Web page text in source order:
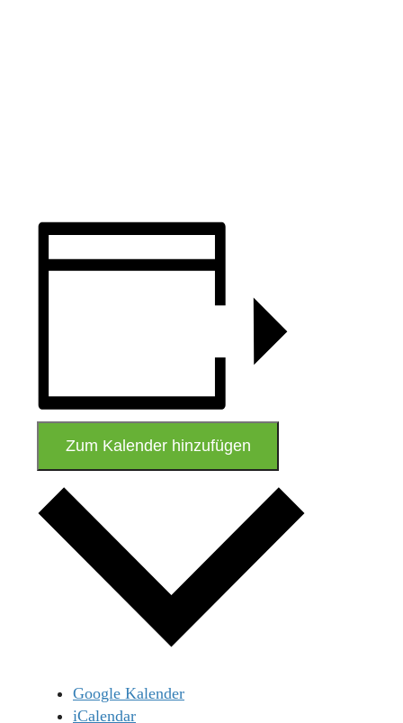
Zum Kalender hinzufügen
Google Kalender
iCalendar